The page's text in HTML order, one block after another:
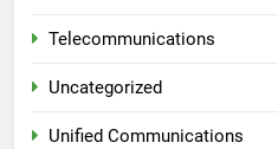
Telecommunications
Uncategorized
Unified Communications